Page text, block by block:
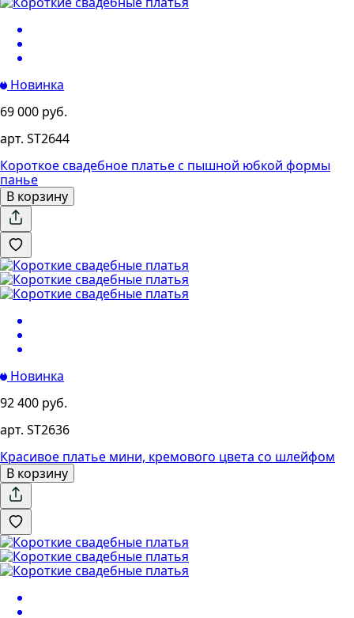
Новинка
69 000 руб.
арт. ST2644
Короткое свадебное платье с пышной юбкой формы
панье
В корзину
Новинка
92 400 руб.
арт. ST2636
Красивое платье мини, кремового цвета со шлейфом
В корзину